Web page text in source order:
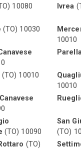
10080 Ivrea
(TO) 10030
10010
(TO) 10010
10010
(TO) 10090
San
(TO)
(TO)